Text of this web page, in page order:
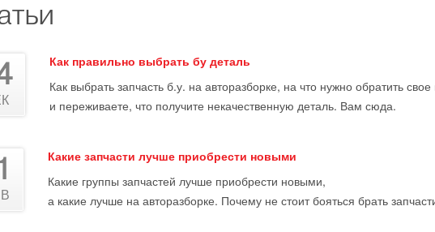
Как правильно выбрать бу деталь
Как выбрать запчасть б.у. на авторазборке, на что нужно обратить
и переживаете, что получите некачественную деталь. Вам сюда.
Какие запчасти лучше приобрести новыми
Какие группы запчастей лучше приобрести новыми,
а какие лучше на авторазборке. Почему не стоит бояться брать